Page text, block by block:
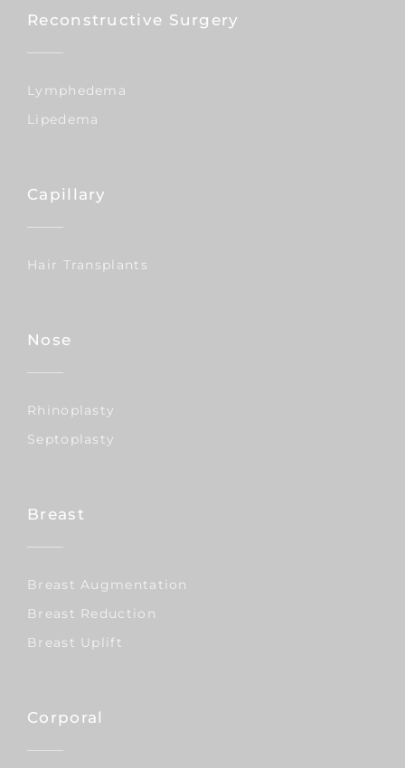
Reconstructive Surgery
Lymphedema
Lipedema
Capillary
Hair Transplants
Nose
Rhinoplasty
Septoplasty
Breast
Breast Augmentation
Breast Reduction
Breast Uplift
Corporal